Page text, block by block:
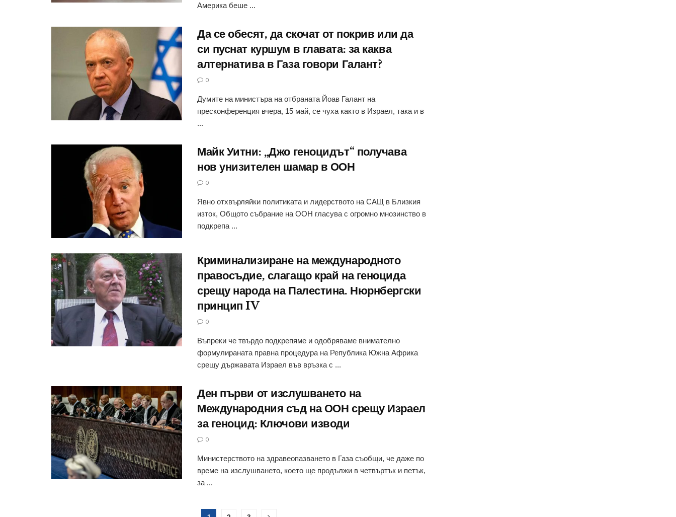
Америка беше ...
Да се обесят, да скочат от покрив или да
си пуснат куршум в главата: за каква
алтернатива в Газа говори Галант?
0
Думите на министъра на отбраната Йоав Галант на
пресконференция вчера, 15 май, се чуха както в Израел, така и в
...
Майк Уитни: „Джо геноцидът“ получава
нов унизителен шамар в ООН
0
Явно отхвърляйки политиката и лидерството на САЩ в Близкия
изток, Общото събрание на ООН гласува с огромно мнозинство в
подкрепа ...
Криминализиране на международното
правосъдие, слагащо край на геноцида
срещу народа на Палестина. Нюрнбергски
принцип IV
0
Въпреки че твърдо подкрепяме и одобряваме внимателно
формулираната правна процедура на Република Южна Африка
срещу държавата Израел във връзка с ...
Ден първи от изслушването на
Международния съд на ООН срещу Израел
за геноцид: Ключови изводи
0
Министерството на здравеопазването в Газа съобщи, че даже по
време на изслушването, което ще продължи в четвъртък и петък,
за ...